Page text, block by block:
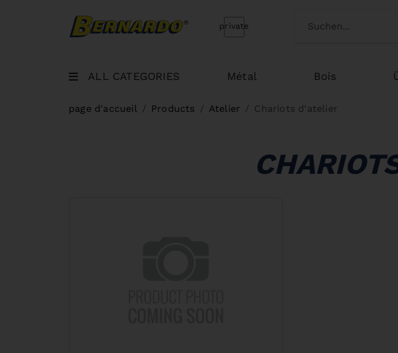
Bernardo Home Switch customertype
private
ALL CATEGORIES Métal Bois
page d'accueil Products Atelier Chariots d'atelier